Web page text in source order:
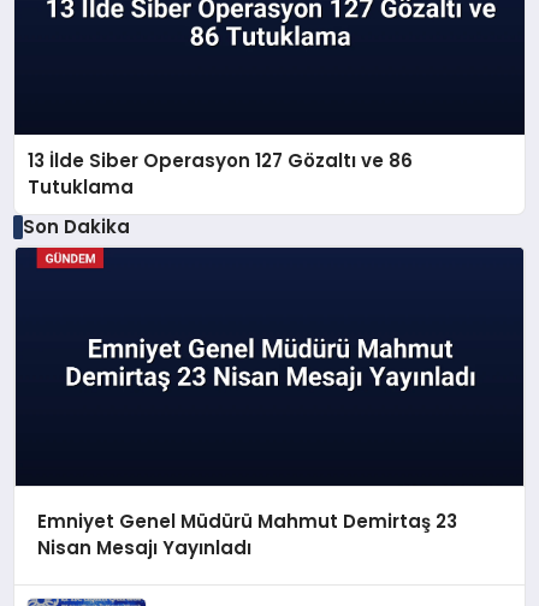
13 İlde Siber Operasyon 127 Gözaltı ve 86
Tutuklama
Son Dakika
Emniyet Genel Müdürü Mahmut Demirtaş 23
Nisan Mesajı Yayınladı